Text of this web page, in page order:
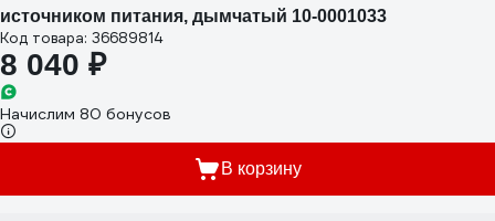
источником питания, дымчатый 10-0001033
Код товара: 36689814
8 040 ₽
Начислим 80 бонусов
В корзину